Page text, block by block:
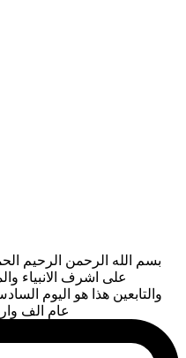
بسم الله الرحمن الرحيم
على اشرف الانبياء
والتابعين هذا هو اليوم
عام الف